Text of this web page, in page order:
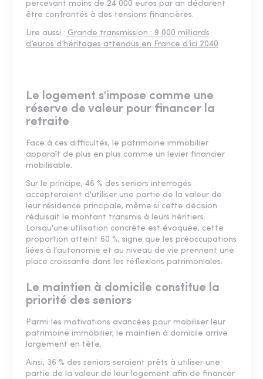
percevant moins de 24 000 euros par an déclarent
être confrontés à des tensions financières.
Lire aussi : Grande transmission : 9 000 milliards
d’euros d’héritages attendus en France d’ici 2040
Le logement s'impose comme une
réserve de valeur pour financer la
retraite
Face à ces difficultés, le patrimoine immobilier
apparaît de plus en plus comme un levier financier
mobilisable.
Sur le principe, 46 % des seniors interrogés
accepteraient d'utiliser une partie de la valeur de
leur résidence principale, même si cette décision
réduisait le montant transmis à leurs héritiers.
Lorsqu'une utilisation concrète est évoquée, cette
proportion atteint 60 %, signe que les préoccupations
liées à l'autonomie et au niveau de vie prennent une
place croissante dans les réflexions patrimoniales.
Le maintien à domicile constitue la
priorité des seniors
Parmi les motivations avancées pour mobiliser leur
patrimoine immobilier, le maintien à domicile arrive
largement en tête.
Ainsi, 36 % des seniors seraient prêts à utiliser une
partie de la valeur de leur logement afin de financer